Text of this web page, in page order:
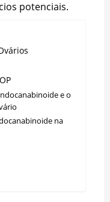
potenciais.
e o
na